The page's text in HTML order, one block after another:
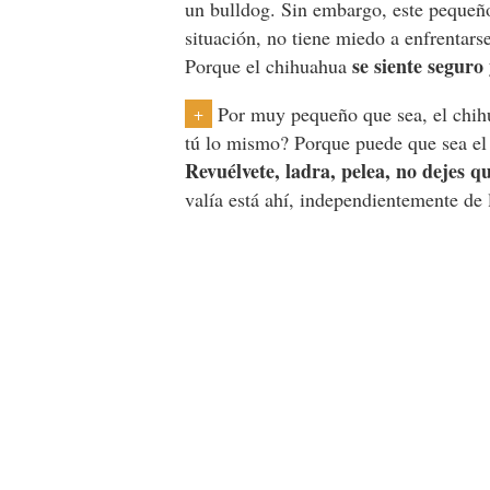
un bulldog. Sin embargo, este
situación, no tiene miedo a
Porque el chihuahuase siente
+
Por muy pequeño que sea, el
tú lo mismo? Porque puede que sea
Revuélvete, ladra, pelea, no dejes
valía está ahí, independientemente de